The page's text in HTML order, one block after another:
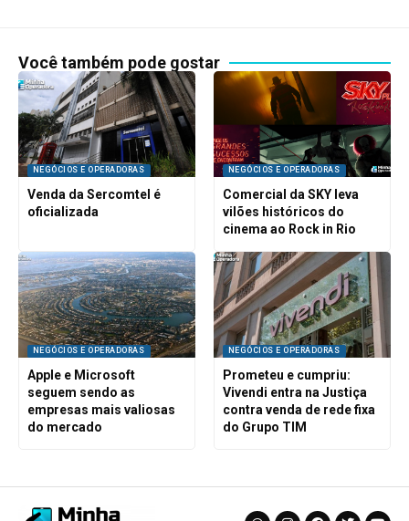
Você também pode gostar
NEGÓCIOS E OPERADORAS
Venda da Sercomtel é
oficializada
NEGÓCIOS E OPERADORAS
Comercial da SKY leva
vilões históricos do
cinema ao Rock in Rio
NEGÓCIOS E OPERADORAS
Apple e Microsoft
seguem sendo as
empresas mais valiosas
do mercado
NEGÓCIOS E OPERADORAS
Prometeu e cumpriu:
Vivendi entra na Justiça
contra venda de rede fixa
do Grupo TIM